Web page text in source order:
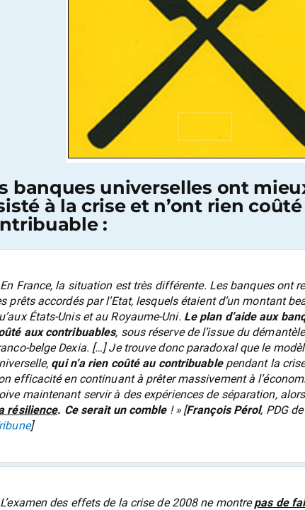
banques universelles ont
à la crise et n’ont rien
:
En France, la situation est très différente. Les banques ont
prêts accordés par l’Etat, lesquels étaient d’un montant
États-Unis et au Royaume-Uni. Le plan d’aide aux
aux contribuables, sous réserve de l’issue du
belge Dexia. […] Je trouve donc paradoxal que le
qui n’a rien coûté au contribuablependant la
efficacité en continuant à prêter massivement à
maintenant servir à des expériences de séparation,
résilience. Ce serait un comble!» [François Pérol, PDG
]
L’examen des effets de la crise de 2008 ne montrepas de